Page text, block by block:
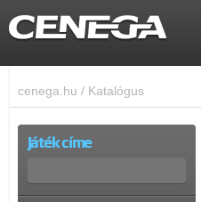
cenega.hu / Katalógus
Játék címe